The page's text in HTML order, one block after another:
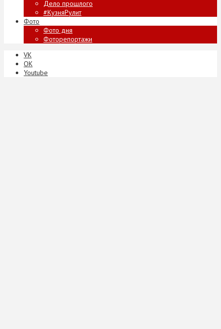
Дело прошлого
#КузняРулит
Фото
Фото дня
Фоторепортажи
VK
ОК
Youtube